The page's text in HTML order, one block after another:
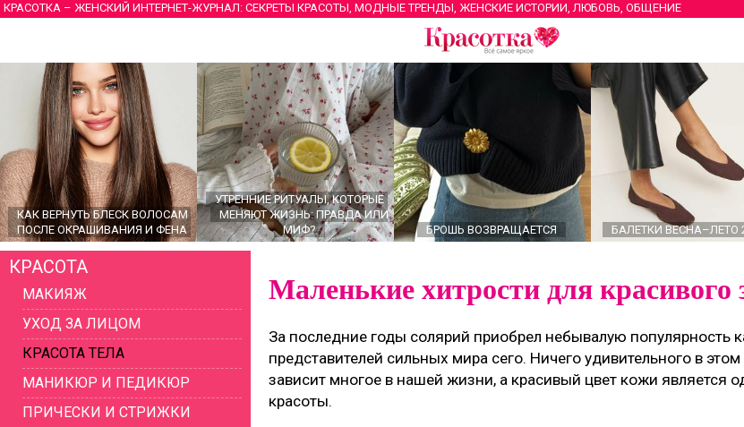
КРАСОТКА – ЖЕНСКИЙ ИНТЕРНЕТ-ЖУРНАЛ: СЕКРЕТЫ КРАСОТЫ, МОДНЫЕ ТРЕНДЫ, ЖЕНСКИЕ ИСТОРИИ, ЛЮБОВЬ, ОБЩЕНИЕ
КАК ВЕРНУТЬ БЛЕСК ВОЛОСАМ
ПОСЛЕ ОКРАШИВАНИЯ И ФЕНА
УТРЕННИЕ РИТУАЛЫ, КОТОРЫЕ
МЕНЯЮТ ЖИЗНЬ: ПРАВДА ИЛИ
МИФ?
БРОШЬ ВОЗВРАЩАЕТСЯ БАЛЕТКИ ВЕСНА–ЛЕТО
ГЛАВНЫЕ ТРЕНДЫ ВЕРХНЕЙ
ЖЕНСКОЙ ОДЕЖДЫ 2026
КРАСОТА
МАКИЯЖ
УХОД ЗА ЛИЦОМ
КРАСОТА ТЕЛА
МАНИКЮР И ПЕДИКЮР
ПРИЧЕСКИ И СТРИЖКИ
Маленькие хитрости для красивого
За последние годы солярий приобрел небывалую популярность
представителей сильных мира сего. Ничего удивительного в
зависит многое в нашей жизни, а красивый цвет кожи является
красоты.